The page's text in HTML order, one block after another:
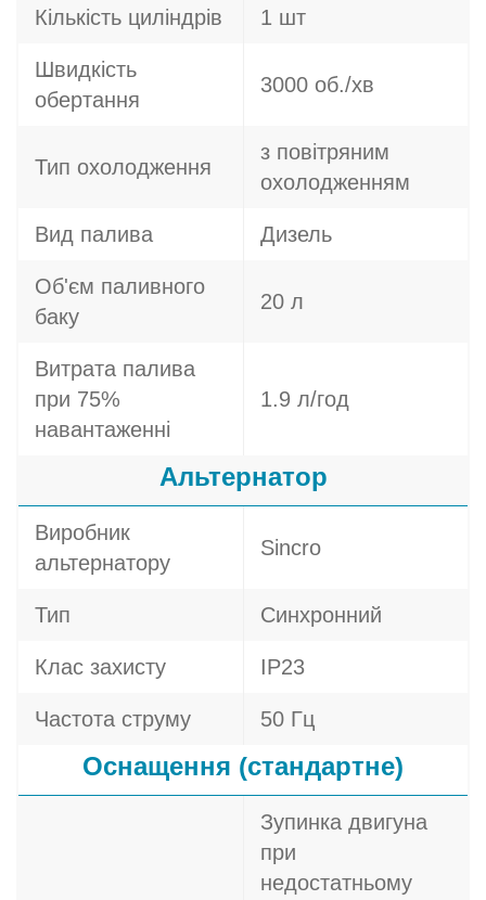
Кількість циліндрів 1 шт
Швидкість
обертання
3000 об./хв
Тип охолодження
з повітряним
охолодженням
Вид палива Дизель
Об'єм паливного
баку
20 л
Витрата палива
при 75%
навантаженні
1.9 л/год
Альтернатор
Виробник
альтернатору
Sincro
Тип Синхронний
Клас захисту IP23
Частота струму 50 Гц
Оснащення (стандартне)
Зупинка двигуна
при
недостатньому